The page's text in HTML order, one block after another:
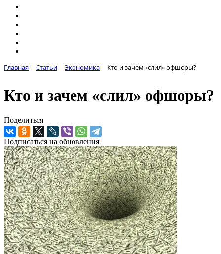
Главная Статьи Экономика Кто и зачем «слил» офшоры?
Кто и зачем «слил» офшоры?
Поделиться
Подписаться на обновления